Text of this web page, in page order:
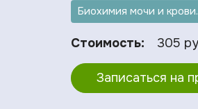
Биохимия мочи и
Стоимость: 305
Записаться на